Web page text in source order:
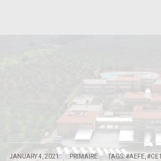
JANUARY 4, 2021 PRIMAIRE | TAGS:#AEFE,#CE1